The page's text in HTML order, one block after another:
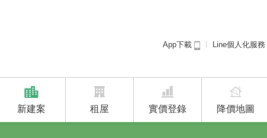
App下載 Line個人化服務
新建案 租屋 實價登錄 降價地圖